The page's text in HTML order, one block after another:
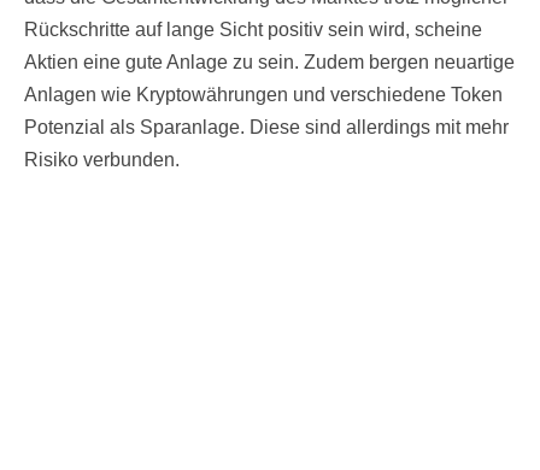
Rückschritte auf lange Sicht positiv sein wird, scheine
Aktien eine gute Anlage zu sein. Zudem bergen neuartige
Anlagen wie Kryptowährungen und verschiedene Token
Potenzial als Sparanlage. Diese sind allerdings mit mehr
Risiko verbunden.